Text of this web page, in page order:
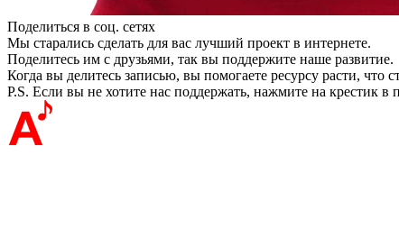
Поделиться в соц. сетях
Мы старались сделать для вас лучший проект в интернете.
Поделитесь им с друзьями, так вы поддержите наше развитие.
Когда вы делитесь записью, вы помогаете ресурсу расти, что
P.S. Если вы не хотите нас поддержать, нажмите на крестик в